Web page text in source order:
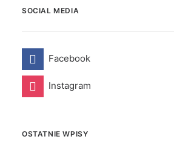
SOCIAL MEDIA
Facebook
Instagram
OSTATNIE WPISY